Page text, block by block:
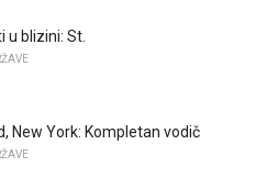
u blizini: St.
New York: Kompletan vodič